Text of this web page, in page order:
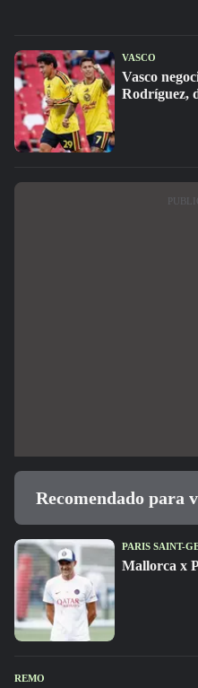
VASCO
Vasco
Rodríguez,
Recomendado para
PARIS SAINT-
Mallorca x
REMO